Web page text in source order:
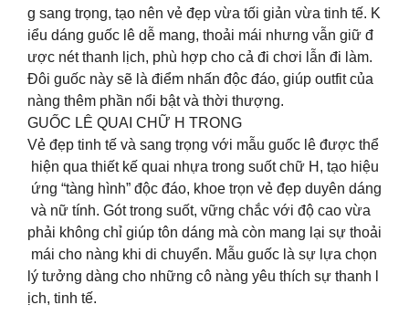
g sang trọng, tạo nên vẻ đẹp vừa tối giản vừa tinh tế. K
iểu dáng guốc lê dễ mang, thoải mái nhưng vẫn giữ đ
ược nét thanh lịch, phù hợp cho cả đi chơi lẫn đi làm.
Đôi guốc này sẽ là điểm nhấn độc đáo, giúp outfit của
nàng thêm phần nổi bật và thời thượng.
GUỐC LÊ QUAI CHỮ H TRONG
Vẻ đẹp tinh tế và sang trọng với mẫu guốc lê được thể
hiện qua thiết kế quai nhựa trong suốt chữ H, tạo hiệu
ứng “tàng hình” độc đáo, khoe trọn vẻ đẹp duyên dáng
và nữ tính. Gót trong suốt, vững chắc với độ cao vừa
phải không chỉ giúp tôn dáng mà còn mang lại sự thoải
mái cho nàng khi di chuyển. Mẫu guốc là sự lựa chọn
lý tưởng dàng cho những cô nàng yêu thích sự thanh l
ịch, tinh tế.